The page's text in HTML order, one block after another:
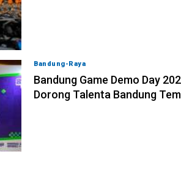
Bandung-Raya
Bandung Game Demo Day
Dorong Talenta Bandung